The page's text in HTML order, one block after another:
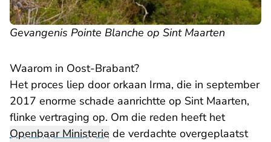
Gevangenis Pointe Blanche op Sint Maarten
Waarom in Oost-Brabant?
Het proces liep door orkaan Irma, die in september
2017 enorme schade aanrichtte op Sint Maarten,
flinke vertraging op. Om die reden heeft het
Openbaar Ministerie de verdachte overgeplaatst